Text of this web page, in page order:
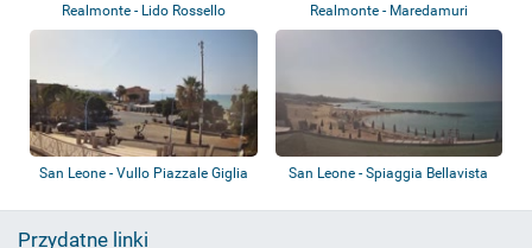
Realmonte - Lido Rossello
Realmonte - Maredamuri
Spiaggia Le Pergo...
San Leone - Vullo Piazzale Giglia
San Leone - Spiaggia Bellavista
Przydatne linki